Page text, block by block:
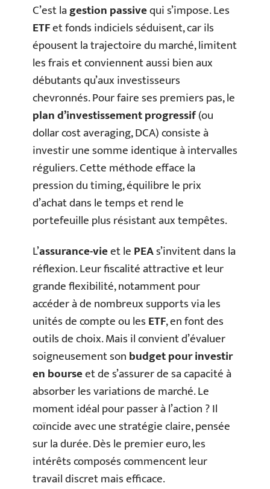
C’est lagestion passivequi s’impose. Les
ETFet fonds indiciels séduisent, car ils
épousent la trajectoire du marché, limitent
les frais et conviennent aussi bien aux
débutants qu’aux investisseurs
chevronnés. Pour faire ses premiers pas, le
plan d’investissement progressif(ou
dollar cost averaging, DCA) consiste à
investir une somme identique à intervalles
réguliers. Cette méthode efface la
pression du timing, équilibre le prix
d’achat dans le temps et rend le
portefeuille plus résistant aux tempêtes.
L’assurance-vieet lePEAs’invitent dans la
réflexion. Leur fiscalité attractive et leur
grande flexibilité, notamment pour
accéder à de nombreux supports via les
unités de compte ou lesETF, en font des
outils de choix. Mais il convient d’évaluer
soigneusement sonbudget pour investir
en bourseet de s’assurer de sa capacité à
absorber les variations de marché. Le
moment idéal pour passer à l’action ? Il
coïncide avec une stratégie claire, pensée
sur la durée. Dès le premier euro, les
intérêts composés commencent leur
travail discret mais efficace.